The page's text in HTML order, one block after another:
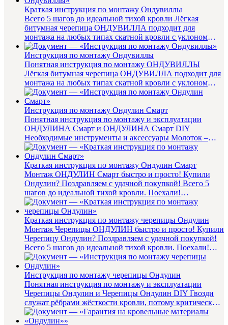
Краткая инструкция по монтажу Ондувиллы
Всего 5 шагов до идеальной тихой кровли Лёгкая
битумная черепица ОНДУВИЛЛА подходит для
монтажа на любых типах скатной кровли с уклоном
более 9 градусов. Гвоз...
Инструкция по монтажу Ондувиллы
Понятная инструкция по монтажу ОНДУВИЛЛЫ
Лёгкая битумная черепица ОНДУВИЛЛА подходит для
монтажа на любых типах скатной кровли с уклоном
более 9 градусов. Гво...
Инструкция по монтажу Ондулин Смарт
Понятная инструкция по монтажу и эксплуатации
ОНДУЛИНА Смарт и ОНДУЛИНА Смарт DIY
Необходимые инструменты и аксессуары Молоток –
любой, которым удобно ...
Краткая инструкция по монтажу Ондулин Смарт
Монтаж ОНДУЛИН Смарт быстро и просто! Купили
Ондулин? Поздравляем с удачной покупкой! Всего 5
шагов до идеальной тихой кровли. Поехали!
Подготовьтесь, возьмите не...
Краткая инструкция по монтажу черепицы Ондулин
Монтаж Черепицы ОНДУЛИН быстро и просто! Купили
Черепицу Ондулин? Поздравляем с удачной покупкой!
Всего 5 шагов до идеальной тихой кровли. Поехали!
Подг...
Инструкция по монтажу черепицы Ондулин
Понятная инструкция по монтажу и эксплуатации
Черепицы Ондулин и Черепицы Ондулин DIY Гвозди
служат рёбрами жёсткости кровли, потому критически
важно использовать у...